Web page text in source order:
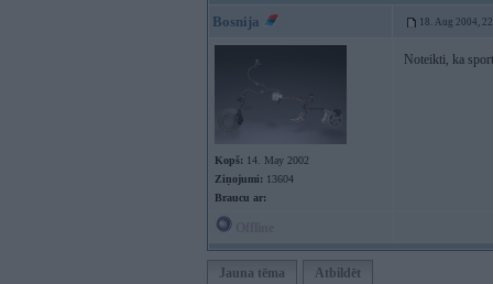
Bosnija 18. Aug 2004,
Kopš: 14. May 2002
Ziņojumi: 13604
Braucu ar:
Noteikti, ka
Jauna tēma Atbildēt